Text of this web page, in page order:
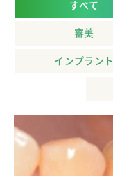
すべて
審美
インプラント